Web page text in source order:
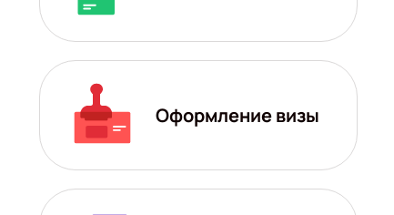
Оформление визы